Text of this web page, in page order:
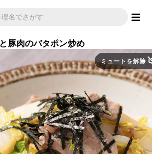
豚肉のバタポン炒め
ミュートを解除